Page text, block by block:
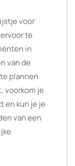
voor
te
in
van de
plannen
voorkom je
en kun je je
van een